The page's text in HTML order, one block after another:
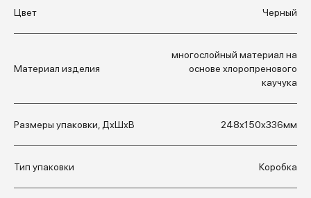
Цвет Черный
Материал изделия
многослойный материал на
основе хлоропренового
каучука
Размеры упаковки, ДхШхВ 248x150x336мм
Тип упаковки Коробка